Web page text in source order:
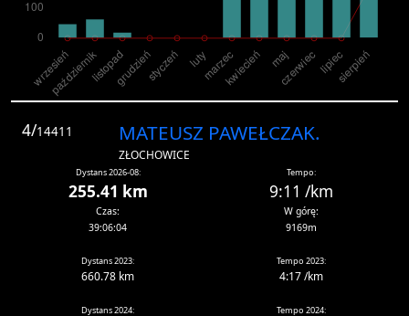
4/14411 MATEUSZ PAWEŁCZAK.
ZŁOCHOWICE
Dystans 2026-08:
255.41 km
Tempo:
9:11 /km
Czas:
39:06:04
W górę:
9169m
Dystans 2023:
660.78 km
Tempo 2023:
4:17 /km
Dystans 2024: Tempo 2024: